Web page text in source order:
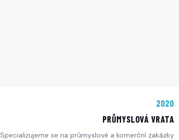
2020
PRŮMYSLOVÁ VRATA
Specializujeme se na průmyslové a komerční zakázky